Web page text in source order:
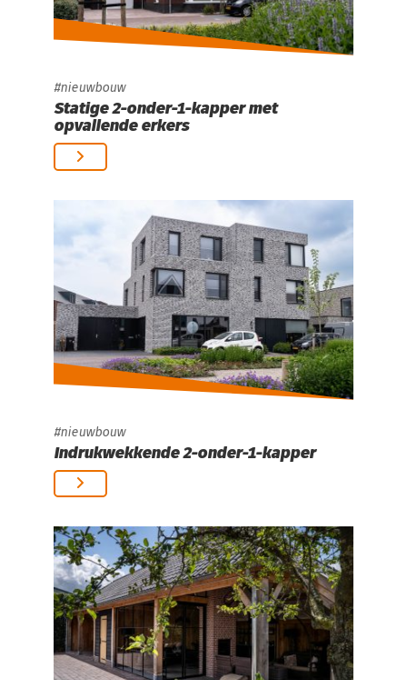
nieuwbouw
Statige 2-onder-1-kapper met
opvallende erkers
nieuwbouw
Indrukwekkende 2-onder-1-kapper